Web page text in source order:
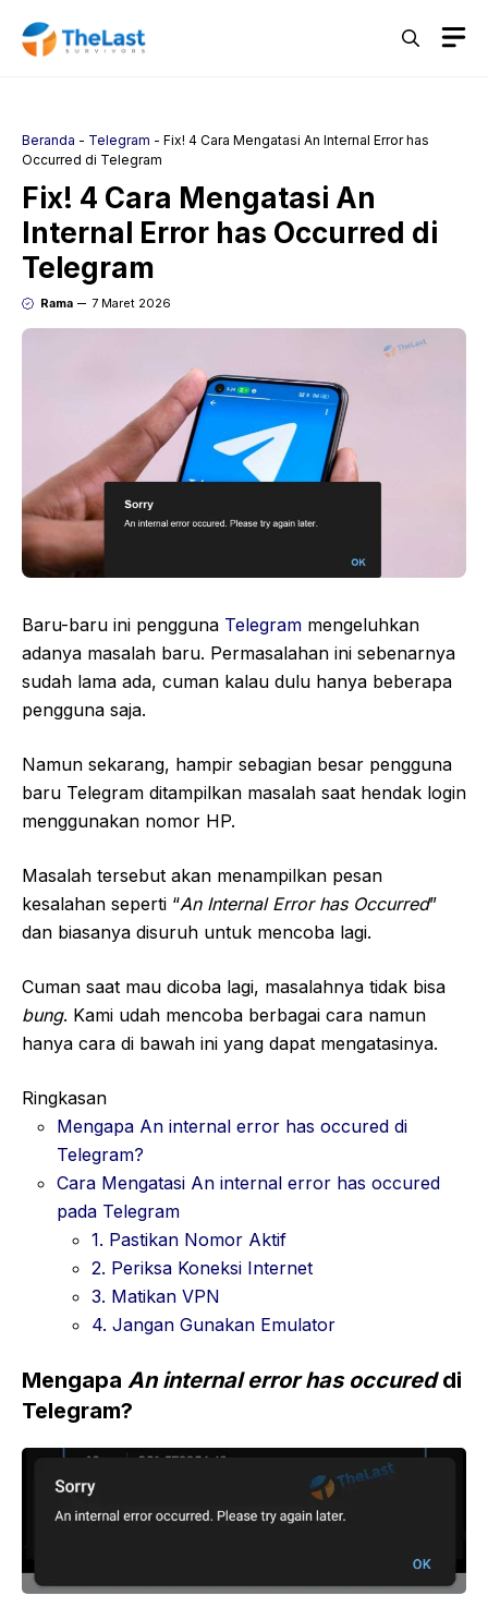
Beranda - Telegram - Fix! 4 Cara Mengatasi An Internal Error has
Occurred di Telegram
Fix! 4 Cara Mengatasi An
Internal Error has Occurred di
Telegram
Rama 7 Maret 2026
Baru-baru ini pengguna Telegram mengeluhkan
adanya masalah baru. Permasalahan ini sebenarnya
sudah lama ada, cuman kalau dulu hanya beberapa
pengguna saja.
Namun sekarang, hampir sebagian besar pengguna
baru Telegram ditampilkan masalah saat hendak login
menggunakan nomor HP.
Masalah tersebut akan menampilkan pesan
kesalahan seperti “An Internal Error has Occurred”
dan biasanya disuruh untuk mencoba lagi.
Cuman saat mau dicoba lagi, masalahnya tidak bisa
bung. Kami udah mencoba berbagai cara namun
hanya cara di bawah ini yang dapat mengatasinya.
Ringkasan
Mengapa An internal error has occured di
Telegram?
Cara Mengatasi An internal error has occured
pada Telegram
1. Pastikan Nomor Aktif
2. Periksa Koneksi Internet
3. Matikan VPN
4. Jangan Gunakan Emulator
Mengapa An internal error has occureddi
Telegram?